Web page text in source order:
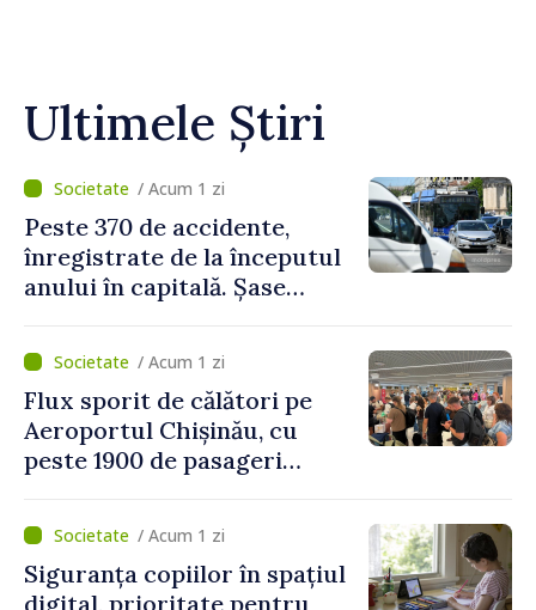
Ultimele Știri
/ Acum 1 zi
Peste 370 de accidente,
înregistrate de la începutul
anului în capitală. Șase
/ Acum 1 zi
Flux sporit de călători pe
Aeroportul Chișinău, cu
peste 1900 de pasageri
de vârf a concediilor
/ Acum 1 zi
Siguranța copiilor în spațiul
digital, prioritate pentru